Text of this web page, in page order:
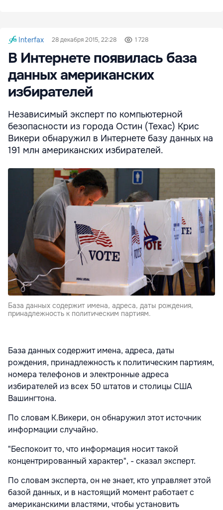
Interfax 28 декабря 2015, 22:28 1 728
В Интернете появилась база
данных американских
избирателей
Независимый эксперт по компьютерной
безопасности из города Остин (Техас) Крис
Викери обнаружил в Интернете базу данных на
191 млн американских избирателей.
База данных содержит имена, адреса, даты рождения,
принадлежность к политическим партиям.
База данных содержит имена, адреса, даты
рождения, принадлежность к политическим партиям,
номера телефонов и электронные адреса
избирателей из всех 50 штатов и столицы США
Вашингтона.
По словам К.Викери, он обнаружил этот источник
информации случайно.
"Беспокоит то, что информация носит такой
концентрированный характер", - сказал эксперт.
По словам эксперта, он не знает, кто управляет этой
базой данных, и в настоящий момент работает с
американскими властями, чтобы установить